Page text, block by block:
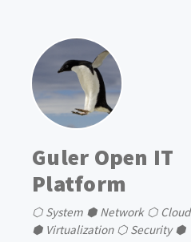
Guler Open IT
Platform
⬡ System ⬢ Network ⬡ Cloud
⬢ Virtualization ⬡ Security ⬢